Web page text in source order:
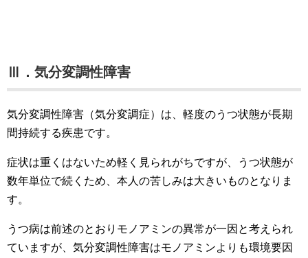
Ⅲ．気分変調性障害
気分変調性障害（気分変調症）は、軽度のうつ状態が長期
間持続する疾患です。
症状は重くはないため軽く見られがちですが、うつ状態が
数年単位で続くため、本人の苦しみは大きいものとなりま
す。
うつ病は前述のとおりモノアミンの異常が一因と考えられ
ていますが、気分変調性障害はモノアミンよりも環境要因